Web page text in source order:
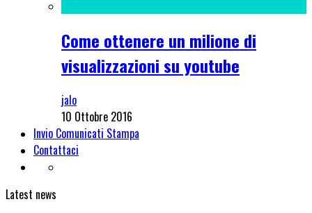
Come ottenere un milione di
visualizzazioni su youtube
jalo
10 Ottobre 2016
Invio Comunicati Stampa
Contattaci
Latest news